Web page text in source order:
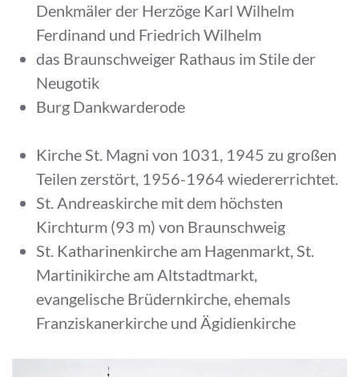
Denkmäler der Herzöge Karl Wilhelm
Ferdinand und Friedrich Wilhelm
das Braunschweiger Rathaus im Stile der
Neugotik
Burg Dankwarderode
Kirche St. Magni von 1031, 1945 zu großen
Teilen zerstört, 1956-1964 wiedererrichtet.
St. Andreaskirche mit dem höchsten
Kirchturm (93 m) von Braunschweig
St. Katharinenkirche am Hagenmarkt, St.
Martinikirche am Altstadtmarkt,
evangelische Brüdernkirche, ehemals
Franziskanerkirche und Ägidienkirche